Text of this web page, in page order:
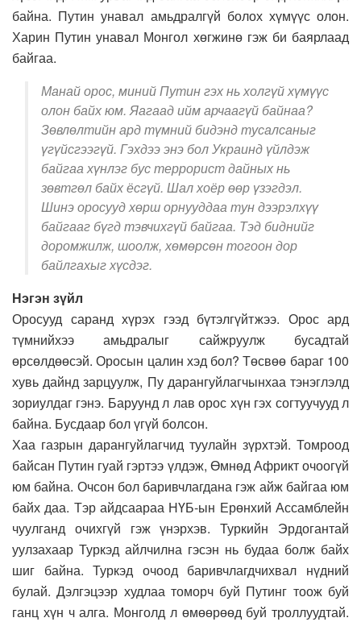
байна. Путин унавал амьдралгүй болох хүмүүс олон.
Харин Путин унавал Монгол хөгжинө гэж би баярлаад
байгаа.
Манай орос, миний Путин гэх нь холгүй хүмүүс
олон байх юм. Яагаад ийм арчаагүй байнаа?
Зөвлөлтийн ард түмний бидэнд тусалсаныг
үгүйсгээгүй. Гэхдээ энэ бол Украинд үйлдэж
байгаа хүнлэг бус террорист дайных нь
зөвтгөл байх ёсгүй. Шал хоёр өөр үзэгдэл.
Шинэ оросууд хөрш орнууддаа тун дээрэлхүү
байгааг бүгд тэвчихгүй байгаа. Тэд биднийг
доромжилж, шоолж, хөмөрсөн тогоон дор
байлгахыг хүсдэг.
Нэгэн зүйл
Оросууд саранд хүрэх гээд бүтэлгүйтжээ. Орос ард
түмнийхээ амьдралыг сайжруулж бусадтай
өрсөлдөөсэй. Оросын цалин хэд бол? Төсвөө бараг 100
хувь дайнд зарцуулж, Пу дарангуйлагчынхаа тэнэглэлд
зориулдаг гэнэ. Баруунд л лав орос хүн гэх согтуучууд л
байна. Бусдаар бол үгүй болсон.
Хаа газрын дарангуйлагчид туулайн зүрхтэй. Томроод
байсан Путин гуай гэртээ үлдэж, Өмнөд Африкт очоогүй
юм байна. Очсон бол баривчлагдана гэж айж байгаа юм
байх даа. Тэр айдсаараа НҮБ-ын Ерөнхий Ассамблейн
чуулганд очихгүй гэж үнэрхэв. Туркийн Эрдогантай
уулзахаар Туркэд айлчилна гэсэн нь будаа болж байх
шиг байна. Туркэд очоод баривчлагдчихвал нүдний
булай. Дэлгэцээр худлаа томорч буй Путинг тоож буй
ганц хүн ч алга. Монголд л өмөөрөөд буй троллуудтай.